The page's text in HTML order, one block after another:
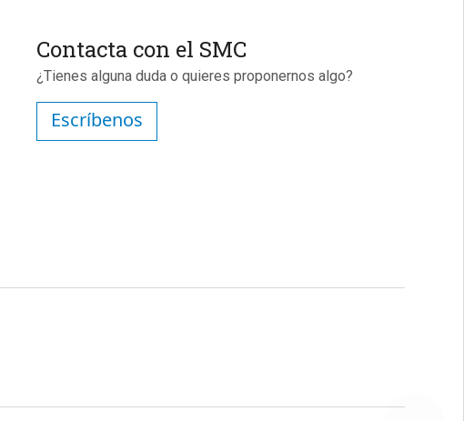
Contacta con el SMC
¿Tienes alguna duda o quieres proponernos algo?
Escríbenos